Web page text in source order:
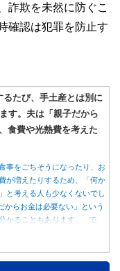
詐欺を未然に防ぐこ
確認は犯罪を防止す
たび、手土産とは別に
す。夫は「親子だから
食費や光熱費を考えた
事をごちそうになったり、お
が増えたりするため、「何か
と考える人も少なくないでし
からお金は必要ない」という
かることもあります。 で